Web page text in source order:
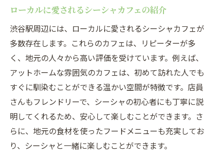
会話が弾むシーシャカフェの選び方
友人との絆を深めるシーシャカフェ
渋谷駅での楽しいシーシャカフェ体験
渋谷駅で見つける都会のオアシス：シーシャカ
フェ特集
都会の喧騒を忘れるシーシャカフェ
リラックスできるオアシスの見つけ方
渋谷駅周辺の隠れたシーシャカフェ
都会の中での癒しのひととき
シーシャカフェでのリフレッシュ方法
ローカルに愛されるシーシャカフェの紹介
渋谷駅周辺には、ローカルに愛されるシーシャカフェが
多数存在します。これらのカフェは、リピーターが多
く、地元の人々から高い評価を受けています。例えば、
アットホームな雰囲気のカフェは、初めて訪れた人でも
すぐに馴染むことができる温かい空間が特徴です。店員
さんもフレンドリーで、シーシャの初心者にも丁寧に説
明してくれるため、安心して楽しむことができます。さ
らに、地元の食材を使ったフードメニューも充実してお
り、シーシャと一緒に楽しむことができます。